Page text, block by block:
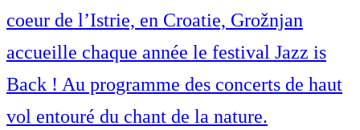
coeur de l’Istrie, en Croatie, Grožnjan
accueille chaque année le festival Jazz is
Back ! Au programme des concerts de haut
vol entouré du chant de la nature.